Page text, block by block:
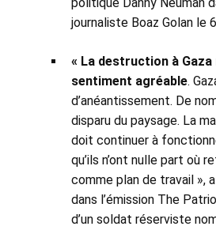
journaliste Boaz Golan le
« La destruction à
sentiment agréable.
d’anéantissement. De
disparu du paysage. La
doit continuer à
qu’ils n’ont nulle part où
comme plan de travail »,
dans l’émission The
d’un soldat réserviste